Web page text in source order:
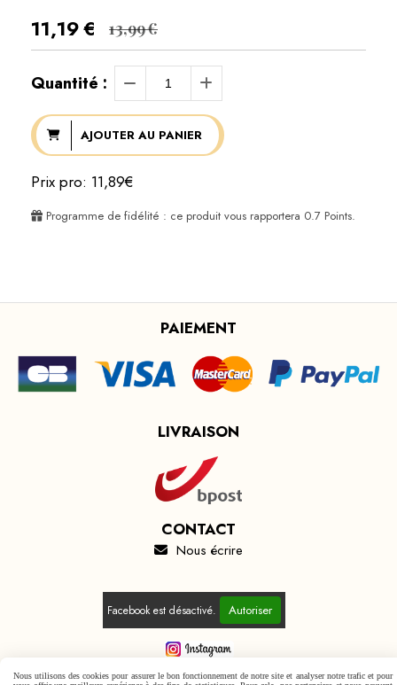
11,19€ 13,99€
Quantité :
AJOUTER AU PANIER
Prix pro: 11,89€
Programme de fidélité : ce produit vous rapportera 0.7 Points.
PAIEMENT
LIVRAISON
CONTACT
 Nous écrire
Facebook est désactivé. Autoriser
Nous utilisons des cookies pour assurer le bon fonctionnement de notre site et analyser notre trafic et pour